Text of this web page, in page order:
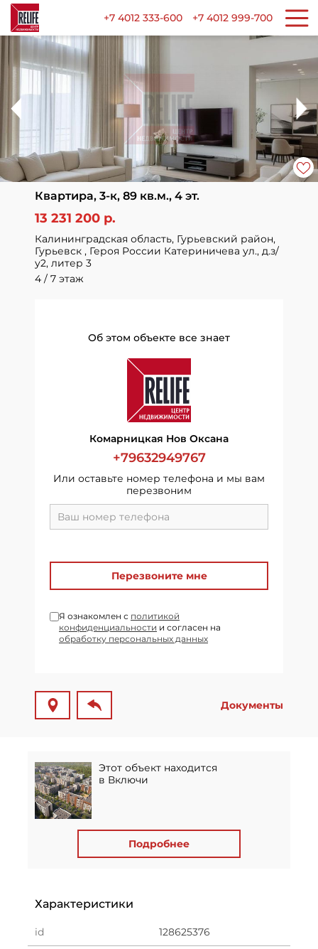
+7 4012 333-600 +7 4012 999-700
Квартира, 3-к, 89 кв.м., 4 эт.
13 231 200 р.
Калининградская область, Гурьевский район,
Гурьевск , Героя России Катериничева ул., д.з/
у2, литер 3
4 / 7 этаж
Об этом объекте все знает
Комарницкая Нов Оксана
+79632949767
Или оставьте номер телефона и мы вам
перезвоним
Перезвоните мне
Я ознакомлен с политикой
конфиденциальности и согласен на
обработку персональных данных
Документы
Этот объект находится
в Включи
Подробнее
Характеристики
id 128625376